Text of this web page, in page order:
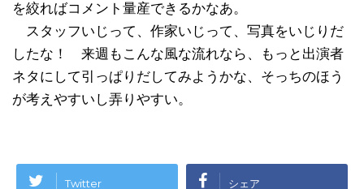
を絞ればコメント量産できるかなあ。
スタッフいじって、作家いじって、写真をいじりだ
したな！ 来週もこんな風な流れなら、もっと出演者
ネタにして引っぱりだしてみようかな、そっちのほう
が考えやすいし弄りやすい。
Twitter シェア